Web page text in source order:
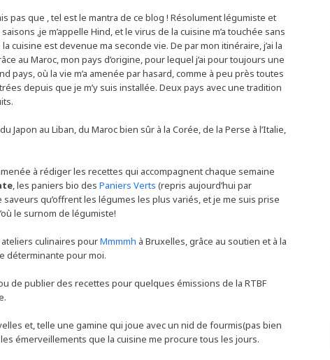
pas que , tel est le mantra de ce blog ! Résolument légumiste et
,je m’appelle Hind, et le virus de la cuisine m’a touchée sans
cuisine est devenue ma seconde vie. De par mon itinéraire, j’ai la
au Maroc, mon pays d’origine, pour lequel j’ai pour toujours une
pays, où la vie m’a amenée par hasard, comme à peu près toutes
depuis que je m’y suis installée. Deux pays avec une tradition
Japon au Liban, du Maroc bien sûr à la Corée, de la Perse à l’Italie,
à rédiger les recettes qui accompagnent chaque semaine
, les paniers bio des Paniers Verts (repris aujourd’hui par
saveurs qu’offrent les légumes les plus variés, et je me suis prise
le surnom de légumiste!
ateliers culinaires pourMmmmh à Bruxelles, grâce au soutien et à la
déterminante pour moi.
de publier des recettes pour quelques émissions de la RTBF
et, telle une gamine qui joue avec un nid de fourmis(pas bien
émerveillements que la cuisine me procure tous les jours.